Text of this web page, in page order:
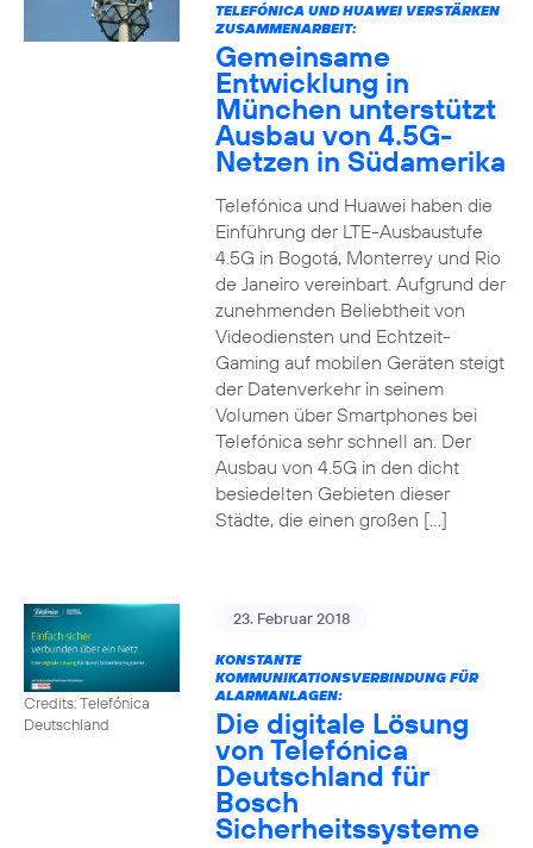
TELEFÓNICA UND HUAWEI VERSTÄRKEN
ZUSAMMENARBEIT:
Gemeinsame
Entwicklung in
München unterstützt
Ausbau von 4.5G-
Netzen in Südamerika
Telefónica und Huawei haben die
Einführung der LTE-Ausbaustufe
4.5G in Bogotá, Monterrey und Rio
de Janeiro vereinbart. Aufgrund der
zunehmenden Beliebtheit von
Videodiensten und Echtzeit-
Gaming auf mobilen Geräten steigt
der Datenverkehr in seinem
Volumen über Smartphones bei
Telefónica sehr schnell an. Der
Ausbau von 4.5G in den dicht
besiedelten Gebieten dieser
Städte, die einen großen […]
Credits: Telefónica
Deutschland
23. Februar 2018
KONSTANTE
KOMMUNIKATIONSVERBINDUNG FÜR
ALARMANLAGEN:
Die digitale Lösung
von Telefónica
Deutschland für
Bosch
Sicherheitssysteme